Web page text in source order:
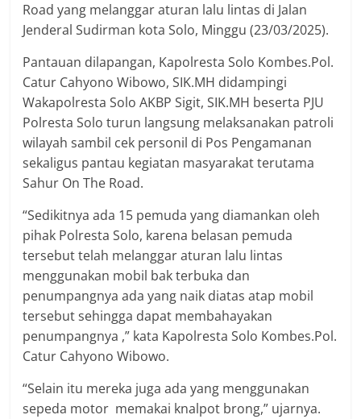
Road yang melanggar aturan lalu lintas di Jalan
Jenderal Sudirman kota Solo, Minggu (23/03/2025).
Pantauan dilapangan, Kapolresta Solo Kombes.Pol.
Catur Cahyono Wibowo, SIK.MH didampingi
Wakapolresta Solo AKBP Sigit, SIK.MH beserta PJU
Polresta Solo turun langsung melaksanakan patroli
wilayah sambil cek personil di Pos Pengamanan
sekaligus pantau kegiatan masyarakat terutama
Sahur On The Road.
“Sedikitnya ada 15 pemuda yang diamankan oleh
pihak Polresta Solo, karena belasan pemuda
tersebut telah melanggar aturan lalu lintas
menggunakan mobil bak terbuka dan
penumpangnya ada yang naik diatas atap mobil
tersebut sehingga dapat membahayakan
penumpangnya ,” kata Kapolresta Solo Kombes.Pol.
Catur Cahyono Wibowo.
“Selain itu mereka juga ada yang menggunakan
sepeda motor memakai knalpot brong,” ujarnya.